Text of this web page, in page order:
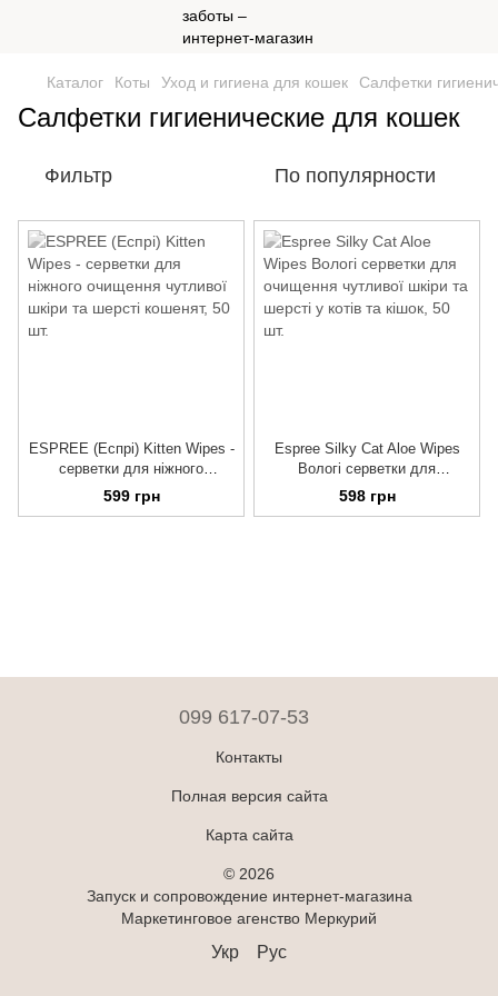
Каталог Коты Уход и гигиена для кошек Салфетки
Салфетки гигиенические для кошек
Фильтр По популярности
ESPREE (Еспрі) Kitten Wipes -
серветки для ніжного
очищення чутливої шкіри та
шерсті кошенят, 50 шт.
599 грн
Espree Silky Cat Aloe Wipes
Вологі серветки для
очищення чутливої шкіри та
шерсті у котів та кішок
598 грн
099 617-07-53
Контакты
Полная версия сайта
Карта сайта
© 2026
Запуск и сопровождение интернет-магазина
Маркетинговое агенство Меркурий
Укр Рус